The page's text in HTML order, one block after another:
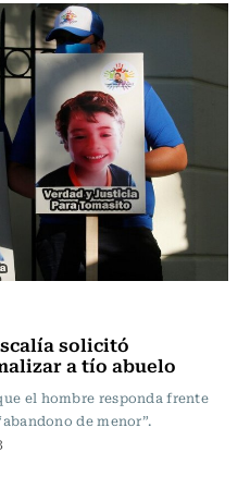
solicitó
a tío abuelo
el hombre responda frente
de menor”.